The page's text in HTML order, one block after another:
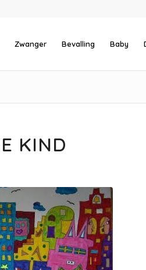
Zwanger Bevalling Baby
KIND